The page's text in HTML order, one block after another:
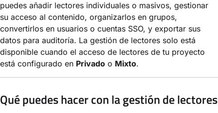
puedes añadir lectores individuales o masivos, gestionar
su acceso al contenido, organizarlos en grupos,
convertirlos en usuarios o cuentas SSO, y exportar sus
datos para auditoría. La gestión de lectores solo está
disponible cuando el acceso de lectores de tu proyecto
está configurado en Privado o Mixto.
Qué puedes hacer con la gestión de lectores